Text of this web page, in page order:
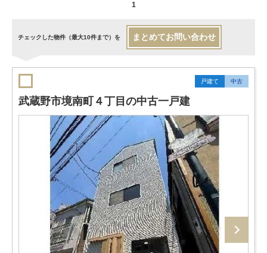
1
チェックした物件（最大10件まで）を まとめてお問い合わせ
戸建て 中古
武蔵野市境南町４丁目の中古一戸建